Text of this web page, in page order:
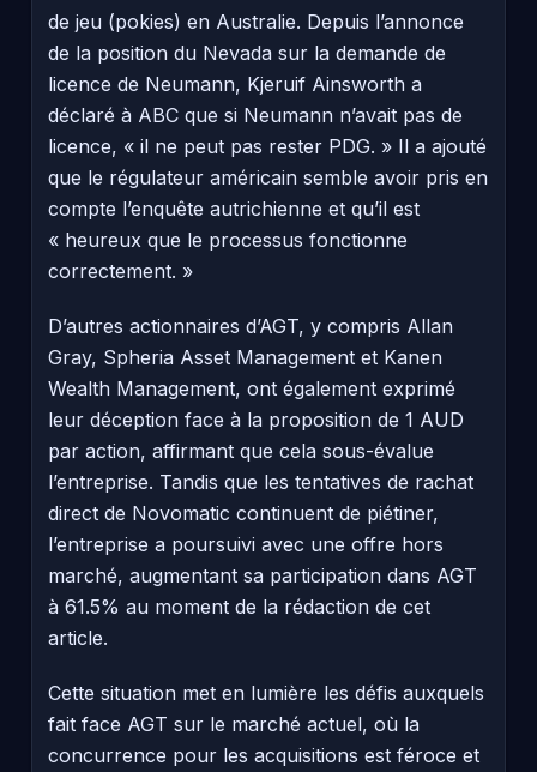
de jeu (pokies) en Australie. Depuis l’annonce
de la position du Nevada sur la demande de
licence de Neumann, Kjeruif Ainsworth a
déclaré à ABC que si Neumann n’avait pas de
licence, « il ne peut pas rester PDG. » Il a ajouté
que le régulateur américain semble avoir pris en
compte l’enquête autrichienne et qu’il est
« heureux que le processus fonctionne
correctement. »
D’autres actionnaires d’AGT, y compris Allan
Gray, Spheria Asset Management et Kanen
Wealth Management, ont également exprimé
leur déception face à la proposition de 1 AUD
par action, affirmant que cela sous-évalue
l’entreprise. Tandis que les tentatives de rachat
direct de Novomatic continuent de piétiner,
l’entreprise a poursuivi avec une offre hors
marché, augmentant sa participation dans AGT
à 61.5% au moment de la rédaction de cet
article.
Cette situation met en lumière les défis auxquels
fait face AGT sur le marché actuel, où la
concurrence pour les acquisitions est féroce et